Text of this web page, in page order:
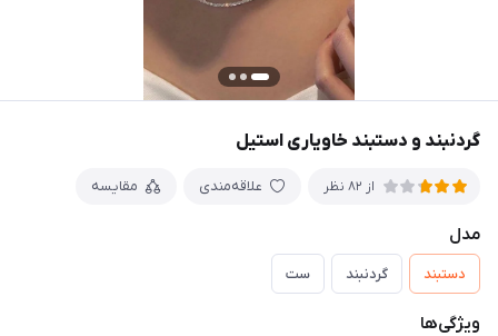
گردنبند و دستبند خاویاری استیل
از 82 نظر علاقه‌مندی مقایسه
مدل
دستبند گردنبند ست
ویژگی‌ها